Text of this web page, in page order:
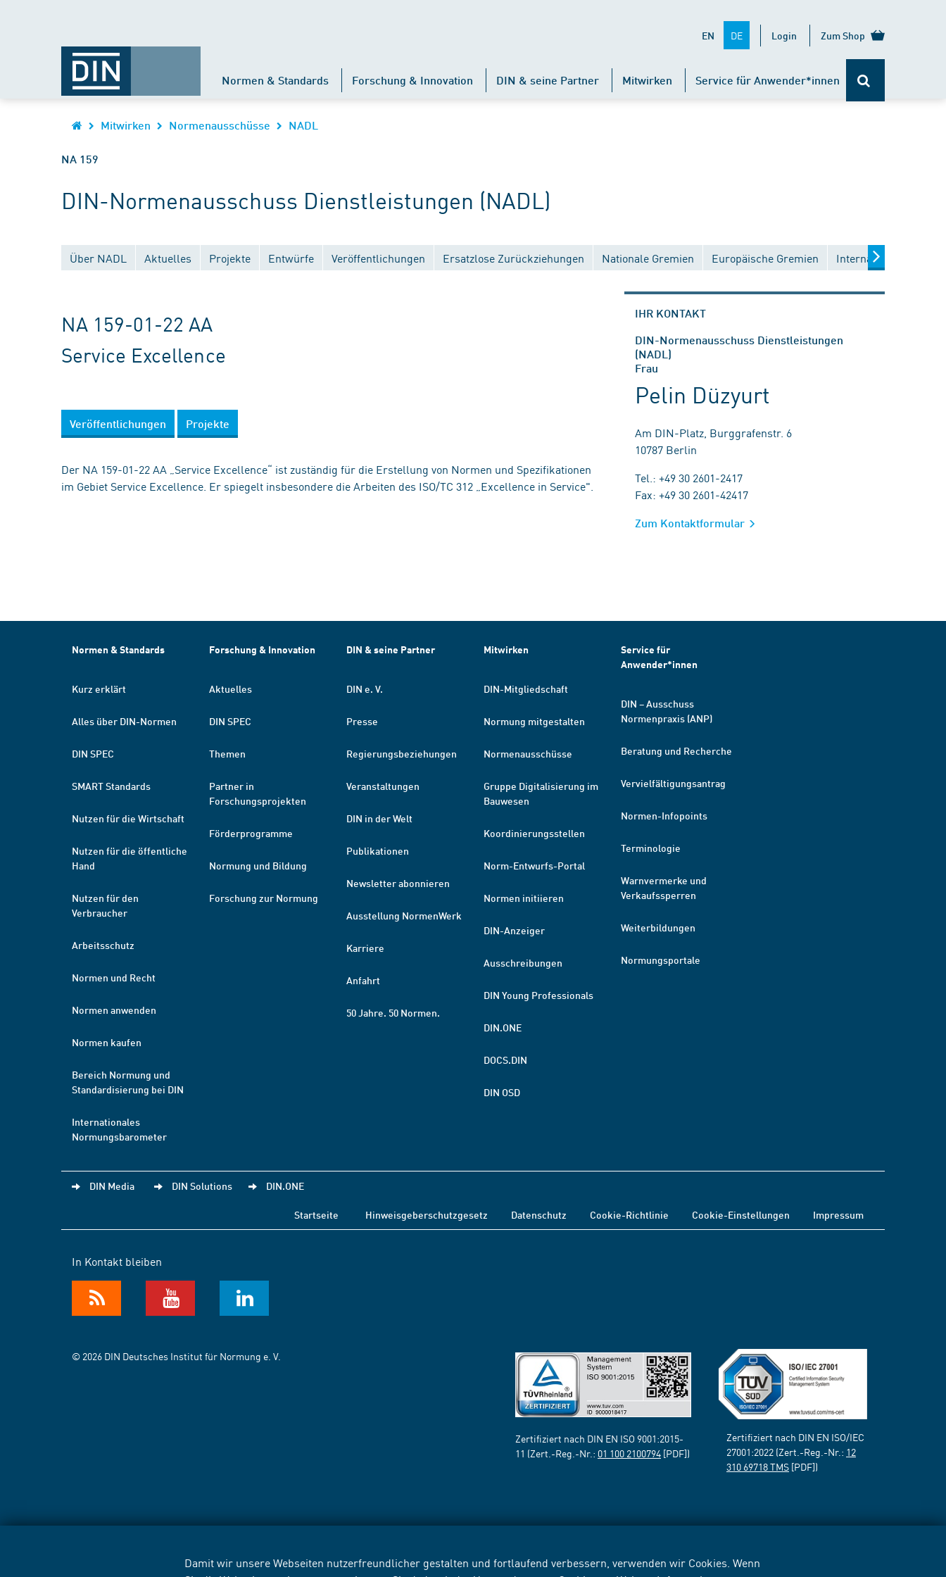
Damit wir unsere Webseiten nutzerfreundlicher gestalten und fortlaufend verbessern, verwenden wir Cookies. Wenn
EN DE Login Zum Shop
Normen & Standards Forschung & Innovation DIN & seine Partner Mitwirken Service für Anwender*innen
Mitwirken Normenausschüsse NADL
NA 159
DIN-Normenausschuss Dienstleistungen (NADL)
Über NADL Aktuelles Projekte Entwürfe Veröffentlichungen Ersatzlose Zurückziehungen Nationale Gremien Europäische Gremien Internationale
NA 159-01-22 AA
Service Excellence
Veröffentlichungen Projekte
Der NA 159-01-22 AA „Service Excellence“ ist zuständig für die Erstellung von Normen und Spezifikationen
im Gebiet Service Excellence. Er spiegelt insbesondere die Arbeiten des ISO/TC 312 „Excellence in Service".
IHR KONTAKT
DIN-Normenausschuss Dienstleistungen
(NADL)
Frau
Pelin Düzyurt
Am DIN-Platz, Burggrafenstr. 6
10787 Berlin
Tel.: +49 30 2601-2417
Fax: +49 30 2601-42417
Zum Kontaktformular
Normen & Standards
Kurz erklärt
Alles über DIN-Normen
DIN SPEC
SMART Standards
Nutzen für die Wirtschaft
Nutzen für die öffentliche
Hand
Nutzen für den
Verbraucher
Arbeitsschutz
Normen und Recht
Normen anwenden
Normen kaufen
Bereich Normung und
Standardisierung bei DIN
Internationales
Normungsbarometer
Forschung & Innovation
Aktuelles
DIN SPEC
Themen
Partner in
Forschungsprojekten
Förderprogramme
Normung und Bildung
Forschung zur Normung
DIN & seine Partner
DIN e. V.
Presse
Regierungsbeziehungen
Veranstaltungen
DIN in der Welt
Publikationen
Newsletter abonnieren
Ausstellung NormenWerk
Karriere
Anfahrt
50 Jahre. 50 Normen.
Mitwirken
DIN-Mitgliedschaft
Normung mitgestalten
Normenausschüsse
Gruppe Digitalisierung im
Bauwesen
Koordinierungsstellen
Norm-Entwurfs-Portal
Normen initiieren
DIN-Anzeiger
Ausschreibungen
DIN Young Professionals
DIN.ONE
DOCS.DIN
DIN OSD
Service für
Anwender*innen
DIN – Ausschuss
Normenpraxis (ANP)
Beratung und Recherche
Vervielfältigungsantrag
Normen-Infopoints
Terminologie
Warnvermerke und
Verkaufssperren
Weiterbildungen
Normungsportale
DIN Media DIN Solutions DIN.ONE
Startseite Hinweisgeberschutzgesetz Datenschutz Cookie-Richtlinie Cookie-Einstellungen Impressum
In Kontakt bleiben
© 2026 DIN Deutsches Institut für Normung e. V.
Zertifiziert nach DIN EN ISO 9001:2015-
11 (Zert.-Reg.-Nr.: 01 100 2100794 [PDF])
Zertifiziert nach DIN EN ISO/IEC
27001:2022 (Zert.-Reg.-Nr.: 12
310 69718 TMS [PDF])